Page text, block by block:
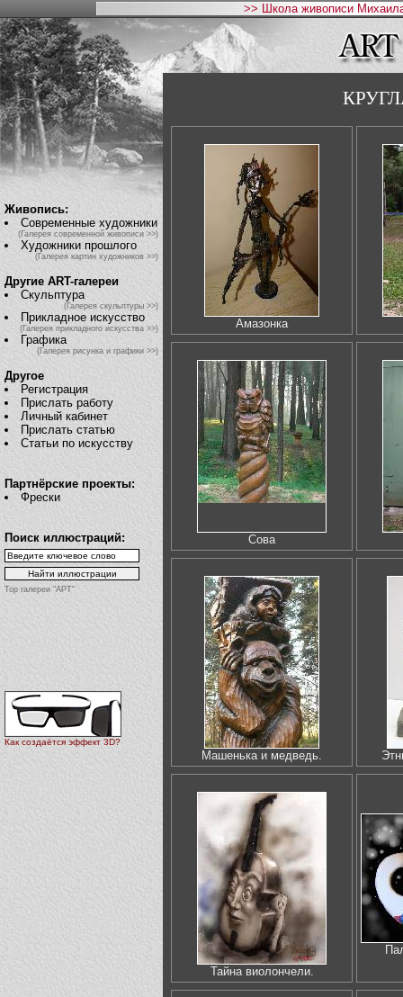
>> Школа живописи
Живопись:
Современные художники
(Галерея современной живописи >>)
Художники прошлого
(Галерея картин художников >>)
Другие ART-галереи
Скульптура
(Галерея скульптуры >>)
Прикладное искусство
(Галерея прикладного искусства >>)
Графика
(Галерея рисунка и графики >>)
Другое
Регистрация
Прислать работу
Личный кабинет
Прислать статью
Статьи по искусству
Партнёрские проекты:
Фрески
Поиск иллюстраций:
Top галереи "АРТ"
Как создаётся эффект 3D?
Амазонка
Сова
Машенька и медведь.
Тайна виолончели.